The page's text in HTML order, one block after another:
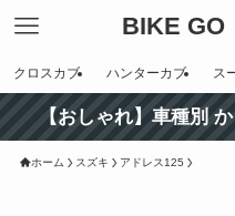
BIKE GO
クロスカブ ハンターカブ ス
【おしゃれ】車種別
ホーム スズキ アドレス125